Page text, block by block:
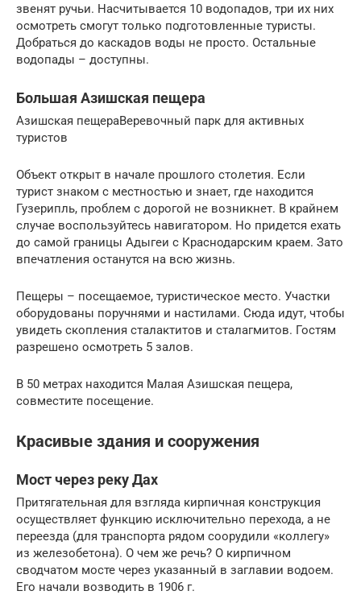
звенят ручьи. Насчитывается 10 водопадов, три их них
осмотреть смогут только подготовленные туристы.
Добраться до каскадов воды не просто. Остальные
водопады – доступны.
Большая Азишская пещера
Азишская пещераВеревочный парк для активных
туристов
Объект открыт в начале прошлого столетия. Если
турист знаком с местностью и знает, где находится
Гузерипль, проблем с дорогой не возникнет. В крайнем
случае воспользуйтесь навигатором. Но придется ехать
до самой границы Адыгеи с Краснодарским краем. Зато
впечатления останутся на всю жизнь.
Пещеры – посещаемое, туристическое место. Участки
оборудованы поручнями и настилами. Сюда идут, чтобы
увидеть скопления сталактитов и сталагмитов. Гостям
разрешено осмотреть 5 залов.
В 50 метрах находится Малая Азишская пещера,
совместите посещение.
Красивые здания и сооружения
Мост через реку Дах
Притягательная для взгляда кирпичная конструкция
осуществляет функцию исключительно перехода, а не
переезда (для транспорта рядом соорудили «коллегу»
из железобетона). О чем же речь? О кирпичном
сводчатом мосте через указанный в заглавии водоем.
Его начали возводить в 1906 г.